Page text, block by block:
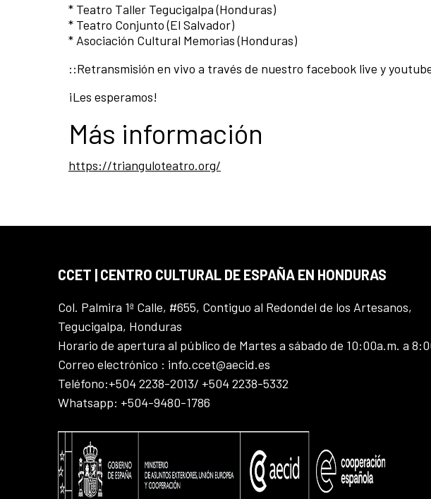
* Teatro Taller Tegucigalpa (Honduras)
* Teatro Conjunto (El Salvador)
* Asociación Cultural Memorias (Honduras)
::Retransmisión en vivo a través de nuestro facebook live y
¡Les esperamos!
Más información
https://trianguloteatro.org/
CCET | CENTRO CULTURAL DE ESPAÑA EN HONDURAS
Col. Palmira 1ª Calle, #655, Contiguo al Redondel de los Artesanos,
Tegucigalpa, Honduras
Horario de apertura al público de Martes a sábado de 10:00a.m. a
Correo electrónico : info.ccet@aecid.es
Teléfono:+504 2238-2013/ +504 2238-5332
Whatsapp: +504-9480-1786